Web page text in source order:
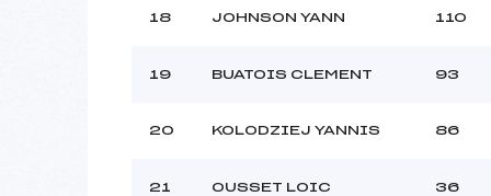
18 JOHNSON YANN 110
19 BUATOIS CLEMENT 93
20 KOLODZIEJ YANNIS 86
21 OUSSET LOIC 36